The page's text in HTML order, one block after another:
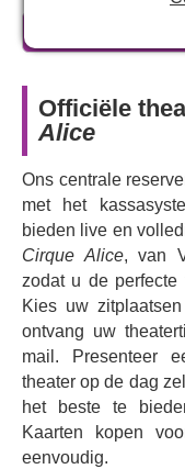
Na uitverkochte
komtCirque Alice
van Circus 1903,
draai te geven
fantasiewerelden
Bereid je voor op
perfect voor
presenteert
artiesten,
poppenspel en
soundtrack met
favorieten. Of je nu
het hele gezin
adembenemende
verhaal.
Boek nu en
bijzonderheden van
Officiële
Alice
Ons centrale
met het
bieden live en
Cirque Alice, van
zodat u de
Kies uw
ontvang uw
mail. Presenteer
theater op de dag
het beste te
Kaarten kopen
eenvoudig.